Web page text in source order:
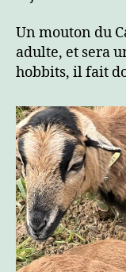
Un mouton du
adulte, et sera
hobbits, il fait